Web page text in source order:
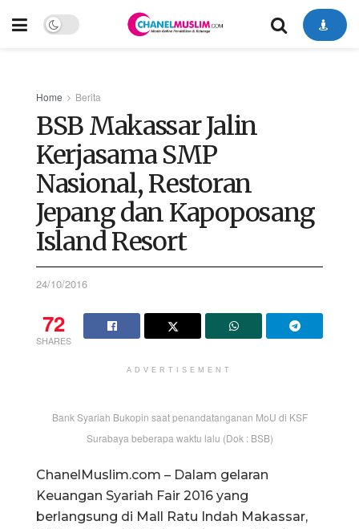
Home Berita
BSB Makassar Jalin
Kerjasama SMP
Nasional, Restoran
Jepang dan Kapoposang
Island Resort
24/10/2016
72
SHARES
ADVERTISEMENT
Bank Syariah Bukopin saat penandatanganan MoU di KSF
Surabaya beberapa waktu lalu (Dok : BSB)
ChanelMuslim.com – Dalam gelaran
Keuangan Syariah Fair 2016 yang
berlangsung di Mall Ratu Indah Makassar,